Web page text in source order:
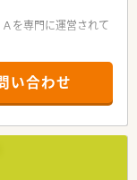
を専門に運営されて
けして独立された方
いキャリアの方が活
、今後も最新の機器
成長が見込める企業
い合わせ